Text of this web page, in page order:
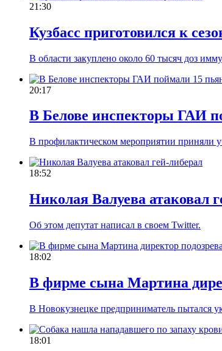
21:30
Кузбасс приготовился к
В области закуплено около 60 тысяч доз
20:17
В Белове инспекторы ГАИ
В профилактическом мероприятии приняли
18:52
Николая Валуева атаковал
Об этом депутат написал в своем Twitter.
18:02
В фирме сына Мартина
В Новокузнецке предприниматель пытался
18:01